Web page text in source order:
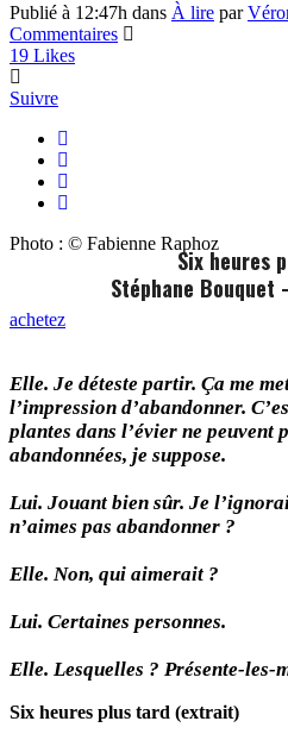
Publié à 12:47h dans À lire par
Commentaires
19 Likes
Suivre
Photo : © Fabienne Raphoz
Six heures
Stéphane Bouquet
achetez
Elle. Je déteste partir. Ça me
l’impression d’abandonner.
plantes dans l’évier ne peuvent
abandonnées, je suppose.
Lui. Jouant bien sûr. Je
n’aimes pas abandonner ?
Elle. Non, qui aimerait ?
Lui. Certaines personnes.
Elle. Lesquelles ? Présente-les-
Six heures plus tard (extrait)